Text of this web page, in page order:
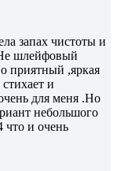
запах чистоты и
шлейфовый
приятный ,яркая
и
для меня .Но
небольшого
что и очень